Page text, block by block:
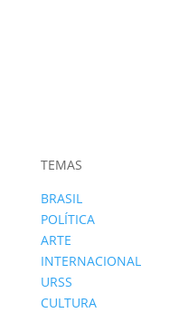
TEMAS
BRASIL
POLÍTICA
ARTE
INTERNACIONAL
URSS
CULTURA